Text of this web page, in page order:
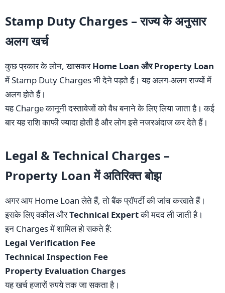
Stamp Duty Charges – राज्य के अनुसार
अलग खर्च
कुछ प्रकार के लोन, खासकरHome Loan और Property Loan
में Stamp Duty Charges भी देने पड़ते हैं। यह अलग-अलग राज्यों में
अलग होते हैं।
यह Charge कानूनी दस्तावेजों को वैध बनाने के लिए लिया जाता है। कई
बार यह राशि काफी ज्यादा होती है और लोग इसे नजरअंदाज कर देते हैं।
Legal & Technical Charges –
Property Loan में अतिरिक्त बोझ
अगर आप Home Loan लेते हैं, तो बैंक प्रॉपर्टी की जांच करवाते हैं।
इसके लिए वकील औरTechnical Expertकी मदद ली जाती है।
इन Charges में शामिल हो सकते हैं:
Legal Verification Fee
Technical Inspection Fee
Property Evaluation Charges
यह खर्च हजारों रुपये तक जा सकता है।